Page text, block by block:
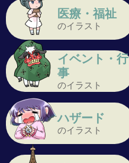
医療・福祉
のイラスト
イベント・行
事
のイラスト
ハザード
のイラスト